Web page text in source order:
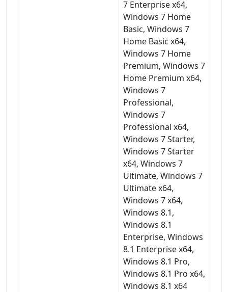
7 Enterprise x64,
Windows 7 Home
Basic, Windows 7
Home Basic x64,
Windows 7 Home
Premium, Windows 7
Home Premium x64,
Windows 7
Professional,
Windows 7
Professional x64,
Windows 7 Starter,
Windows 7 Starter
x64, Windows 7
Ultimate, Windows 7
Ultimate x64,
Windows 7 x64,
Windows 8.1,
Windows 8.1
Enterprise, Windows
8.1 Enterprise x64,
Windows 8.1 Pro,
Windows 8.1 Pro x64,
Windows 8.1 x64